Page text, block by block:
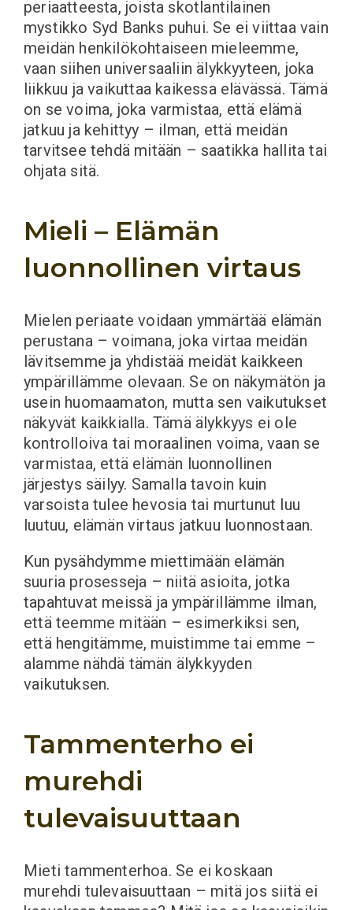
periaatteesta, joista skotlantilainen
mystikko Syd Banks puhui. Se ei viittaa vain
meidän henkilökohtaiseen mieleemme,
vaan siihen universaaliin älykkyyteen, joka
liikkuu ja vaikuttaa kaikessa elävässä. Tämä
on se voima, joka varmistaa, että elämä
jatkuu ja kehittyy – ilman, että meidän
tarvitsee tehdä mitään – saatikka hallita tai
ohjata sitä.
Mieli – Elämän
luonnollinen virtaus
Mielen periaate voidaan ymmärtää elämän
perustana – voimana, joka virtaa meidän
lävitsemme ja yhdistää meidät kaikkeen
ympärillämme olevaan. Se on näkymätön ja
usein huomaamaton, mutta sen vaikutukset
näkyvät kaikkialla. Tämä älykkyys ei ole
kontrolloiva tai moraalinen voima, vaan se
varmistaa, että elämän luonnollinen
järjestys säilyy. Samalla tavoin kuin
varsoista tulee hevosia tai murtunut luu
luutuu, elämän virtaus jatkuu luonnostaan.
Kun pysähdymme miettimään elämän
suuria prosesseja – niitä asioita, jotka
tapahtuvat meissä ja ympärillämme ilman,
että teemme mitään – esimerkiksi sen,
että hengitämme, muistimme tai emme –
alamme nähdä tämän älykkyyden
vaikutuksen.
Tammenterho ei
murehdi
tulevaisuuttaan
Mieti tammenterhoa. Se ei koskaan
murehdi tulevaisuuttaan – mitä jos siitä ei